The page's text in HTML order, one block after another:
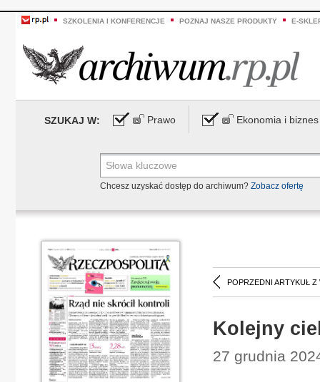
SZKOLENIA I KONFERENCJE POZNAJ NASZE PRODUKTY E-
SZUKAJ W: Prawo Ekonomia i biznes
Chcesz uzyskać dostęp do archiwum? Zobacz ofertę
POPRZEDNI ARTYKUŁ Z
Kolejny
27 grudnia